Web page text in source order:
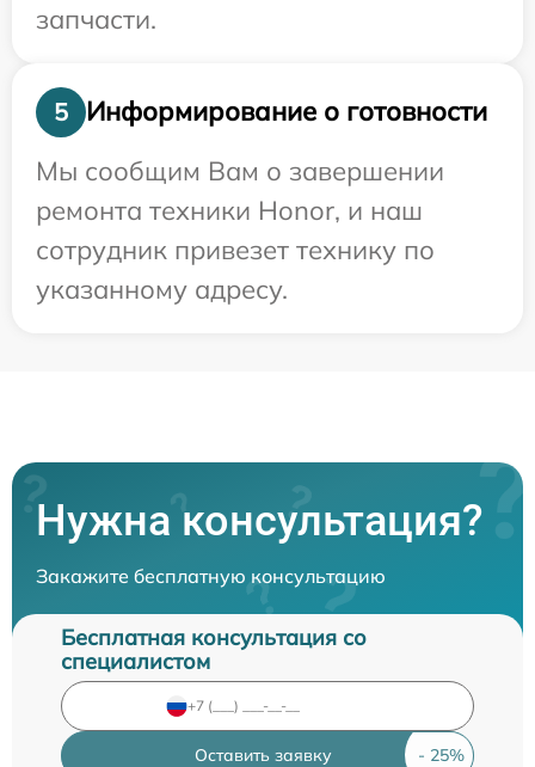
запчасти.
5
Информирование о готовности
Мы сообщим Вам о завершении
ремонта техники Honor, и наш
сотрудник привезет технику по
указанному адресу.
Нужна консультация?
Закажите бесплатную консультацию
Бесплатная консультация со
специалистом
Оставить заявку